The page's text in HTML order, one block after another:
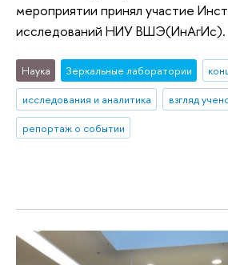
мероприятии принял участие
исследований НИУ ВШЭ(ИнАгИс).
Наука Зеркальные лаборатории
исследования и аналитика
взгляд
репортаж о событии